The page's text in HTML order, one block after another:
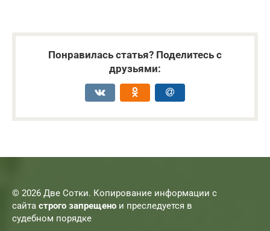
Понравилась статья? Поделитесь с
друзьями:
© 2026 Две Сотки. Копирование информации с
сайта строго запрещено и преследуется в
судебном порядке